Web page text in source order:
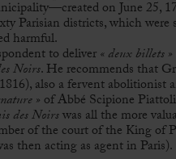
on June 25,
Parisian districts, which were
harmful.
to deliver« deux billets »
Noirs. He recommends that
also a fervent abolitionist
» of Abbé Scipione
des Noirswas all the more
of the court of the King of
then acting as agent in Paris).